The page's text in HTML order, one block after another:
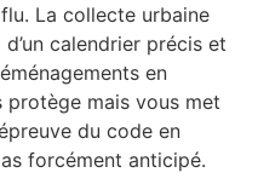
La collecte urbaine
calendrier précis et
en
mais vous met
du code en
forcément anticipé.